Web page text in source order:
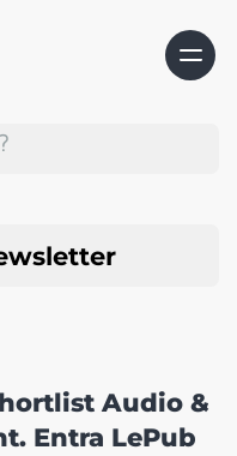
Audio &
Entra LePub